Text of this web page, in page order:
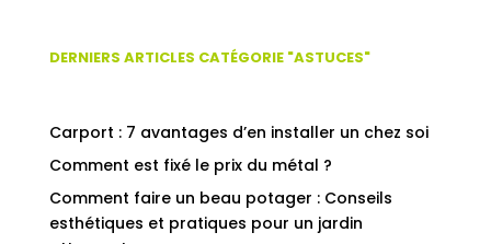
DERNIERS ARTICLES CATÉGORIE "ASTUCES"
Carport : 7 avantages d’en installer un chez soi
Comment est fixé le prix du métal ?
Comment faire un beau potager : Conseils
esthétiques et pratiques pour un jardin